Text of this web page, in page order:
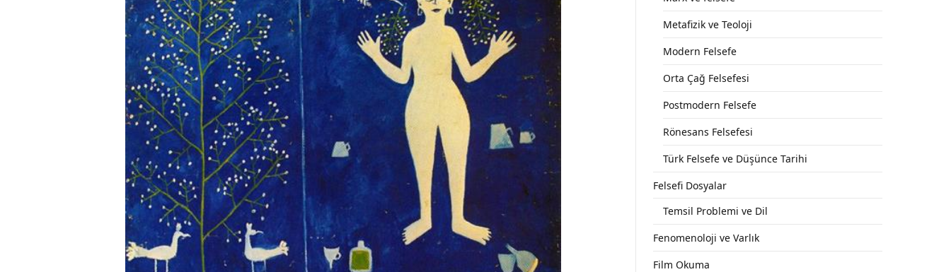
Metafizik ve Teoloji
Modern Felsefe
Orta Çağ Felsefesi
Postmodern Felsefe
Rönesans Felsefesi
Türk Felsefe ve Düşünce Tarihi
Felsefi Dosyalar
Temsil Problemi ve Dil
Fenomenoloji ve Varlık
Film Okuma